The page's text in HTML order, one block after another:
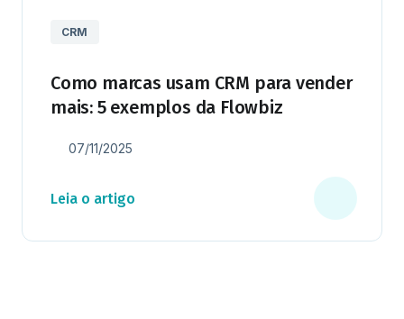
CRM
Como marcas usam CRM para vender
mais: 5 exemplos da Flowbiz
07/11/2025
Leia o artigo